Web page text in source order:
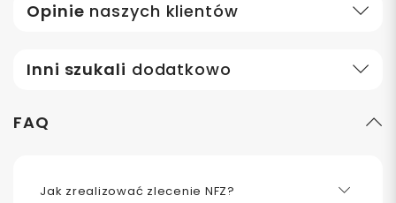
Opinie naszych klientów
Inni szukali dodatkowo
FAQ
Jak zrealizować zlecenie NFZ?